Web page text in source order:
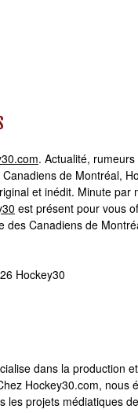
. Actualité,
de Montréal,
et inédit. Minute par
est présent pour vous
des Canadiens de
Hockey30
dans la production
Hockey30.com, nous
les projets médiatiques